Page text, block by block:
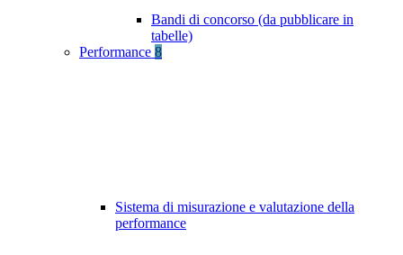
Bandi di concorso (da pubblicare in
tabelle)
Performance 8
Sistema di misurazione e valutazione della
performance